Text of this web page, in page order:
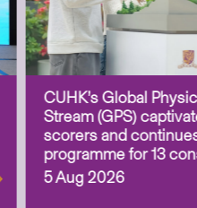
CUHK’s Global
Stream (GPS)
scorers and
programme for 13
5 Aug 2026